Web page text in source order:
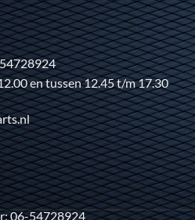
en tussen 12.45 t/m 17.30
06-54728924